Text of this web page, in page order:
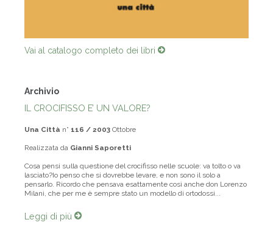
Vai al catalogo completo dei libri
Archivio
IL CROCIFISSO E’ UN VALORE?
Una Città n° 116 / 2003 Ottobre
Realizzata da Gianni Saporetti
Cosa pensi sulla questione del crocifisso nelle scuole: va tolto o va
lasciato?Io penso che si dovrebbe levare, e non sono il solo a
pensarlo. Ricordo che pensava esattamente così anche don Lorenzo
Milani, che per me è sempre stato un modello di ortodossi...
Leggi di più